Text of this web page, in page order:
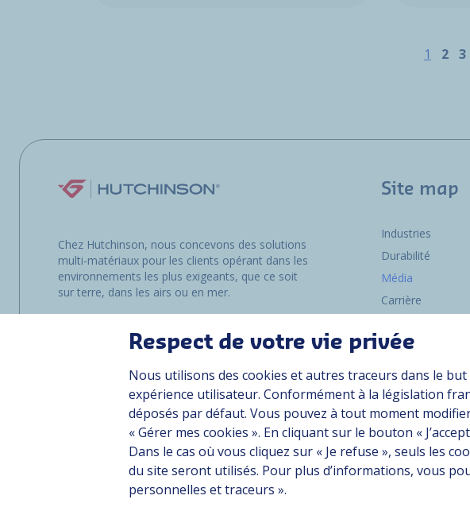
Page
1 Page
2 3
Chez Hutchinson, nous concevons des solutions
multi-matériaux pour les clients opérant dans les
environnements les plus exigeants, que ce soit
sur terre, dans les airs ou en mer.
Site map
Industries
Durabilité
Média
Carrière
Fournisseurs
Documentation
Contact
Crédits Accessibilité : non conforme
Respect de votre vie privée
Nous utilisons des cookies et autres traceurs dans le
expérience utilisateur. Conformément à la législation
déposés par défaut. Vous pouvez à tout moment
« Gérer mes cookies ». En cliquant sur le bouton «
Dans le cas où vous cliquez sur « Je refuse », seuls les
du site seront utilisés. Pour plus d’informations, vous
personnelles et traceurs ».